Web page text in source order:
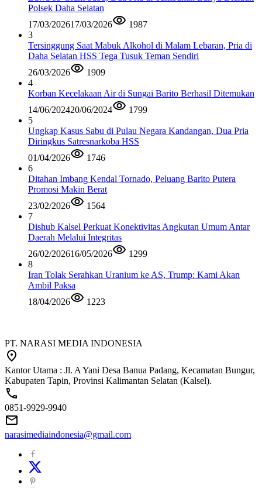
Polsek Daha Selatan
17/03/202617/03/2026
1987
3
Tersinggung Saat Mabuk Alkohol di Malam Lebaran, Pria di
Daha Selatan HSS Tega Tusuk Teman Sendiri
26/03/2026
1909
4
Korban Kecelakaan Air di Sungai Barito Berhasil Ditemukan
14/06/202420/06/2024
1799
5
Ungkap Kasus Sabu di Pulau Negara Kandangan, Dua Pria
Diringkus Satresnarkoba HSS
01/04/2026
1746
6
Ditahan Imbang Kendal Tornado, Peluang Barito Putera
Promosi Makin Berat
23/02/2026
1564
7
Dishub Kalsel Perkuat Konektivitas Angkutan Umum Antar
Daerah Melalui Integritas
26/02/202616/05/2026
1299
8
Iran Tolak Serahkan Uranium ke AS, Trump: Kami Akan
Ambil Paksa
18/04/2026
1223
PT. NARASI MEDIA INDONESIA
Kantor Utama : Jl. A Yani Desa Banua Padang, Kecamatan Bungur,
Kabupaten Tapin, Provinsi Kalimantan Selatan (Kalsel).
0851-9929-9940
narasimediaindonesia@gmail.com